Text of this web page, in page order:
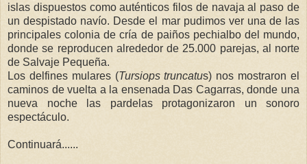
islas dispuestos como auténticos filos de navaja al paso de
un despistado navío. Desde el mar pudimos ver una de las
principales colonia de cría de paiños pechialbo del mundo,
donde se reproducen alrededor de 25.000 parejas, al norte
de Salvaje Pequeña.
Los delfines mulares (Tursiopstruncatus) nos mostraron el
caminos de vuelta a la ensenada Das Cagarras, donde una
nueva noche las pardelas protagonizaron un sonoro
espectáculo.
Continuará......